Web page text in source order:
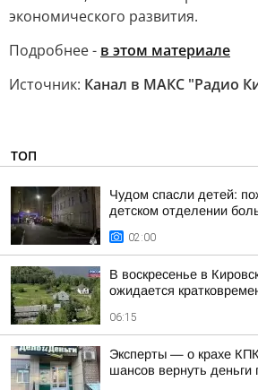
экономического развития.
Подробнее - в этом материале
Источник: Канал в МАКС "Радио
ТОП
Чудом спасли детей:
детском отделении
02:00
В воскресенье в
ожидается
06:15
Эксперты — о крахе
шансов вернуть деньги